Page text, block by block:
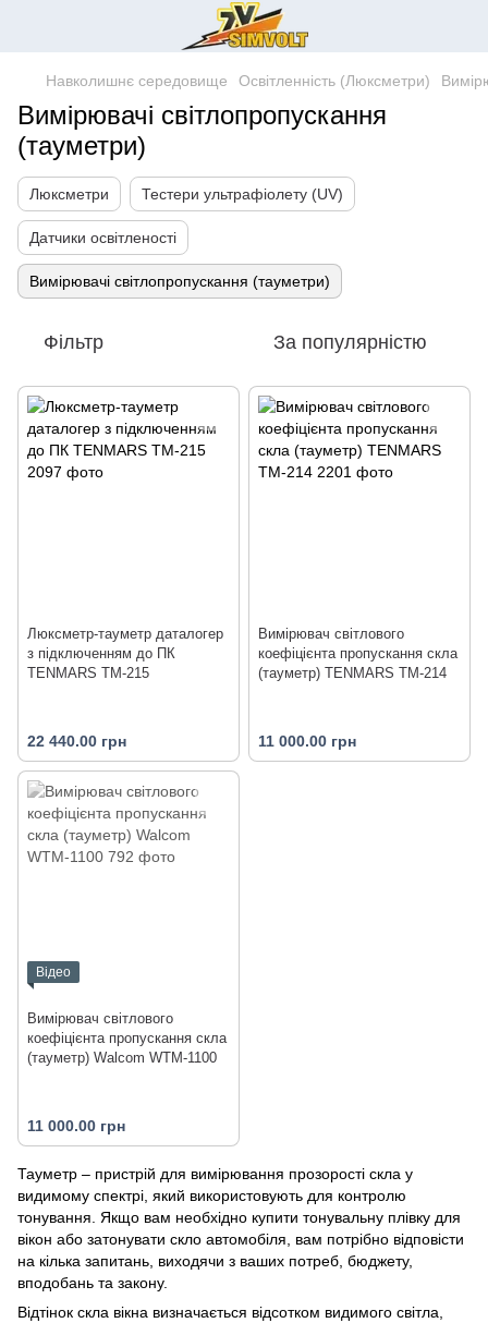
Навколишнє середовище Освітленність (Люксметри)
Вимірювачі світлопропускання
(тауметри)
Люксметри Тестери ультрафіолету (UV)
Датчики освітленості
Вимірювачі світлопропускання (тауметри)
Фільтр За популярністю
Люксметр-тауметр даталогер
з підключенням до ПК
TENMARS TM-215
22 440.00 грн
Вимірювач світлового
коефіцієнта пропускання скла
(тауметр) TENMARS TM-214
11 000.00 грн
Відео
Вимірювач світлового
коефіцієнта пропускання скла
(тауметр) Walcom WTM-1100
11 000.00 грн
Тауметр – пристрій для вимірювання прозорості скла у
видимому спектрі, який використовують для контролю
тонування. Якщо вам необхідно купити тонувальну плівку для
вікон або затонувати скло автомобіля, вам потрібно відповісти
на кілька запитань, виходячи з ваших потреб, бюджету,
вподобань та закону.
Відтінок скла вікна визначається відсотком видимого світла,